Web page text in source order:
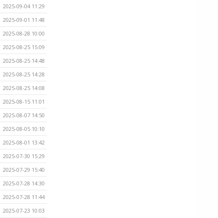
2025-09-04 11:29
2025-09-01 11:48
2025-08-28 10:00
2025-08-25 15:09
2025-08-25 14:48
2025-08-25 14:28
2025-08-25 14:08
2025-08-15 11:01
2025-08-07 14:50
2025-08-05 10:10
2025-08-01 13:42
2025-07-30 15:29
2025-07-29 15:40
2025-07-28 14:30
2025-07-28 11:44
2025-07-23 10:03